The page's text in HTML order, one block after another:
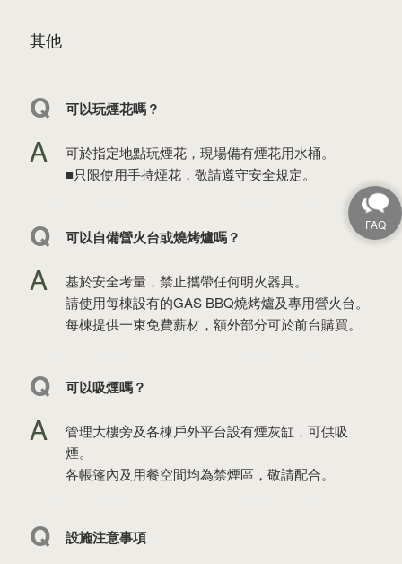
其他
可以玩煙花嗎？
可於指定地點玩煙花，現場備有煙花用水桶。
■只限使用手持煙花，敬請遵守安全規定。
可以自備營火台或燒烤爐嗎？
基於安全考量，禁止攜帶任何明火器具。
請使用每棟設有的GAS BBQ燒烤爐及專用營火台。
每棟提供一束免費薪材，額外部分可於前台購買。
可以吸煙嗎？
管理大樓旁及各棟戶外平台設有煙灰缸，可供吸
煙。
各帳篷內及用餐空間均為禁煙區，敬請配合。
設施注意事項